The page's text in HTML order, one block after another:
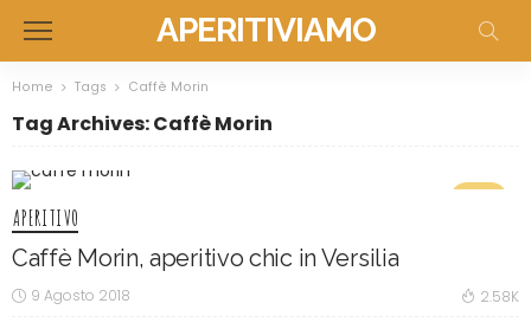
APERITIVIAMO
Home Tags Caffè Morin
Tag Archives: Caffè Morin
APERITIVO
Caffè Morin, aperitivo chic in Versilia
9 Agosto 2018 2.58K